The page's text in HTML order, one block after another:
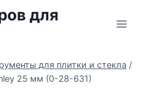
для
для плитки и стекла /
25 мм (0-28-631)